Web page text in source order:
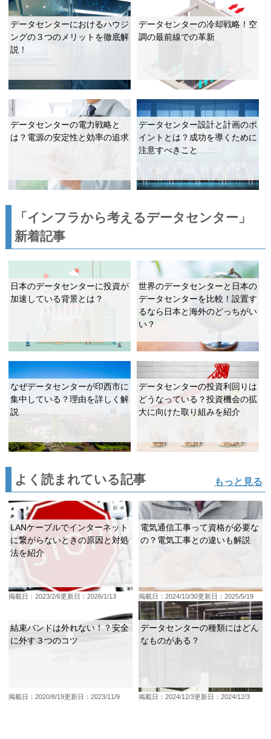
データセンターにおけるハウジ
ングの３つのメリットを徹底解
説！
データセンターの冷却戦略！空
調の最前線での革新
データセンターの電力戦略と
は？電源の安定性と効率の追求
データセンター設計と計画のポ
イントとは？成功を導くために
注意すべきこと
「インフラから考えるデータセンター」
新着記事
日本のデータセンターに投資が
加速している背景とは？
世界のデータセンターと日本の
データセンターを比較！設置す
るなら日本と海外のどっちがい
い？
なぜデータセンターが印西市に
集中している？理由を詳しく解
説
データセンターの投資利回りは
どうなっている？投資機会の拡
大に向けた取り組みを紹介
よく読まれている記事 もっと見る
LANケーブルでインターネット
に繋がらないときの原因と対処
法を紹介
掲載日：2023/2/6更新日：2026/1/13
電気通信工事って資格が必要な
の？電気工事との違いも解説
掲載日：2024/10/30更新日：2025/5/19
結束バンドは外れない！？安全
に外す３つのコツ
掲載日：2020/8/19更新日：2023/11/9
データセンターの種類にはどん
なものがある？
掲載日：2024/12/3更新日：2024/12/3